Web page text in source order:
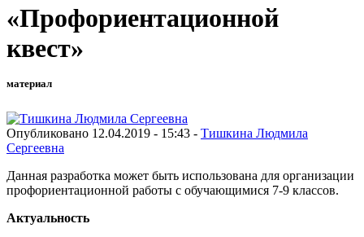
«Профориентационной
квест»
материал
Опубликовано 12.04.2019 - 15:43 - Тишкина Людмила
Сергеевна
Данная разработка может быть использована для организации
профориентационной работы с обучающимися 7-9 классов.
Актуальность